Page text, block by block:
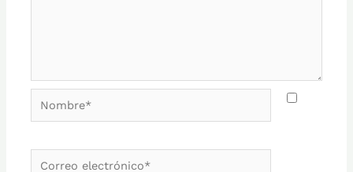
Nombre*
Correo